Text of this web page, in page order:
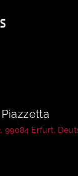
Piazzetta
99084 Erfurt,